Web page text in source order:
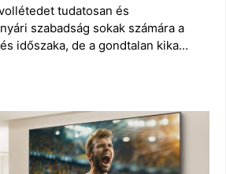
tudatosan és
szabadság sokak számára a
időszaka, de a gondtalan kika…